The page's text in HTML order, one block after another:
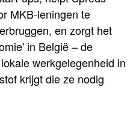
MKB-leningen te
en zorgt het
in België – de
werkgelegenheid in
krijgt die ze nodig